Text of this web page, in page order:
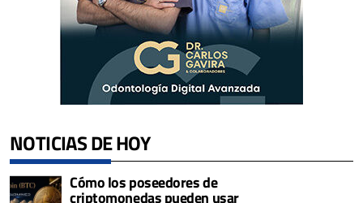
NOTICIAS DE HOY
Cómo los poseedores de
criptomonedas pueden usar